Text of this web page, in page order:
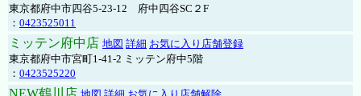
東京都府中市四谷5-23-12 府中四谷SC２F
： 0423525011
ミッテン府中店 地図 詳細 お気に入り店舗登録
東京都府中市宮町1-41-2 ミッテン府中5階
： 0423525220
NEW鶴川店